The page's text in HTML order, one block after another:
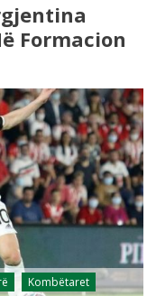
Formacion
Kombëtaret